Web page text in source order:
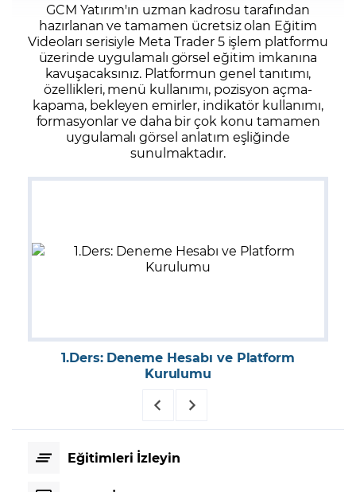
GCM Yatırım'ın uzman kadrosu tarafından
hazırlanan ve tamamen ücretsiz olan Eğitim
Videoları serisiyle Meta Trader 5 işlem platformu
üzerinde uygulamalı görsel eğitim imkanına
kavuşacaksınız. Platformun genel tanıtımı,
özellikleri, menü kullanımı, pozisyon açma-
kapama, bekleyen emirler, indikatör kullanımı,
formasyonlar ve daha bir çok konu tamamen
uygulamalı görsel anlatım eşliğinde
sunulmaktadır.
1.Ders: Deneme Hesabı ve Platform
Kurulumu
Eğitimleri İzleyin